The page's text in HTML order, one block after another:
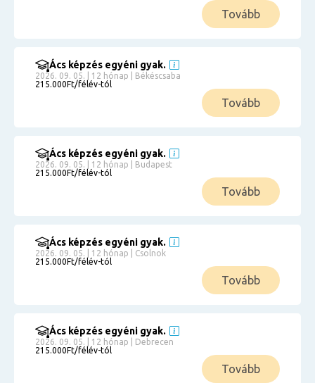
Tovább
Ács képzés egyéni gyak.
2026. 09. 05. | 12 hónap | Békéscsaba
215.000Ft/félév-tól
Tovább
Ács képzés egyéni gyak.
2026. 09. 05. | 12 hónap | Budapest
215.000Ft/félév-tól
Tovább
Ács képzés egyéni gyak.
2026. 09. 05. | 12 hónap | Csolnok
215.000Ft/félév-tól
Tovább
Ács képzés egyéni gyak.
2026. 09. 05. | 12 hónap | Debrecen
215.000Ft/félév-tól
Tovább